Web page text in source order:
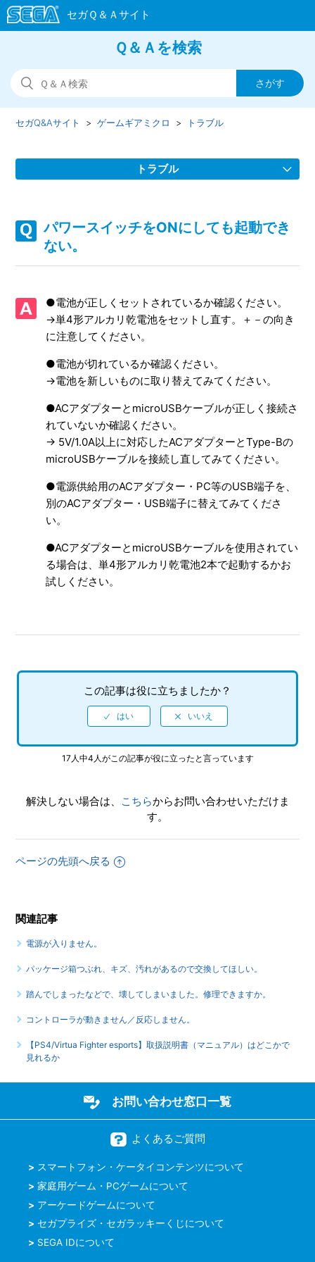
Ｑ＆Ａを検索
セガQ&Aサイト ゲームギアミクロ トラブル
トラブル
ヘッドホンから音が出ない。
パッケージ箱つぶれ、キズ、汚れがあるので交換してほし
踏んでしまったなどで、壊してしまいました。修理できます
液晶ディスプレイが割れてしまった／ボタンが壊れました
（等、使用による破損）
複数人プレイができません。
パワースイッチをONにしても起動でき
ない。
●電池が正しくセットされているか確認ください。
→単4形アルカリ乾電池をセットし直す。＋－の向き
に注意してください。
●電池が切れているか確認ください。
→電池を新しいものに取り替えてみてください。
●ACアダプターとmicroUSBケーブルが正しく接続さ
れていないか確認ください。
→ 5V/1.0A以上に対応したACアダプターとType-Bの
microUSBケーブルを接続し直してみてください。
●電源供給用のACアダプター・PC等のUSB端子を、
別のACアダプター・USB端子に替えてみてくださ
い。
●ACアダプターとmicroUSBケーブルを使用されてい
る場合は、単4形アルカリ乾電池2本で起動するかお
試しください。
この記事は役に立ちましたか？
17人中4人がこの記事が役に立ったと言っています
解決しない場合は、 こちらからお問い合わせいただけま
す。
ページの先頭へ戻る
関連記事
電源が入りません。
パッケージ箱つぶれ、キズ、汚れがあるので交換してほしい。
踏んでしまったなどで、壊してしまいました。修理できますか。
コントローラが動きません／反応しません。
【PS4/Virtua Fighter esports】取扱説明書（マニュアル）はどこかで
見れるか
お問い合わせ窓口一覧
よくあるご質問
スマートフォン・ケータイコンテンツについて
家庭用ゲーム・PCゲームについて
アーケードゲームについて
セガプライズ・セガラッキーくじについて
SEGA IDについて